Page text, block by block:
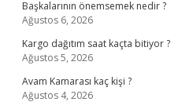
Başkalarının önemsemek nedir ?
Ağustos 6, 2026
Kargo dağıtım saat kaçta bitiyor ?
Ağustos 5, 2026
Avam Kamarası kaç kişi ?
Ağustos 4, 2026